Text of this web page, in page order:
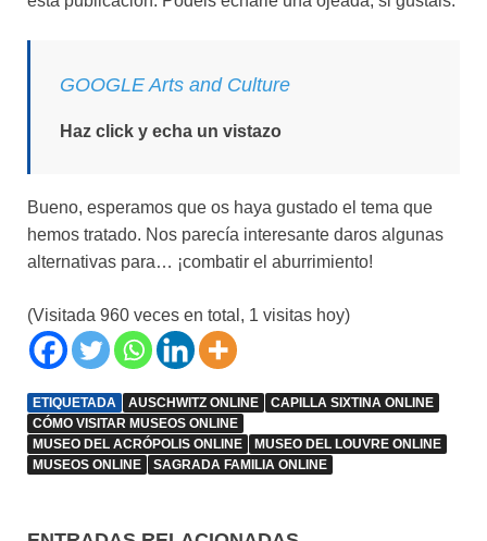
GOOGLE Arts and Culture
Haz click y echa un vistazo
Bueno, esperamos que os haya gustado el tema que
hemos tratado. Nos parecía interesante daros algunas
alternativas para… ¡combatir el aburrimiento!
(Visitada 960 veces en total, 1 visitas hoy)
ETIQUETADA AUSCHWITZ ONLINE
CAPILLA SIXTINA ONLINE
CÓMO VISITAR MUSEOS ONLINE
MUSEO DEL ACRÓPOLIS ONLINE
MUSEO DEL LOUVRE ONLINE
MUSEOS ONLINE
SAGRADA FAMILIA ONLINE